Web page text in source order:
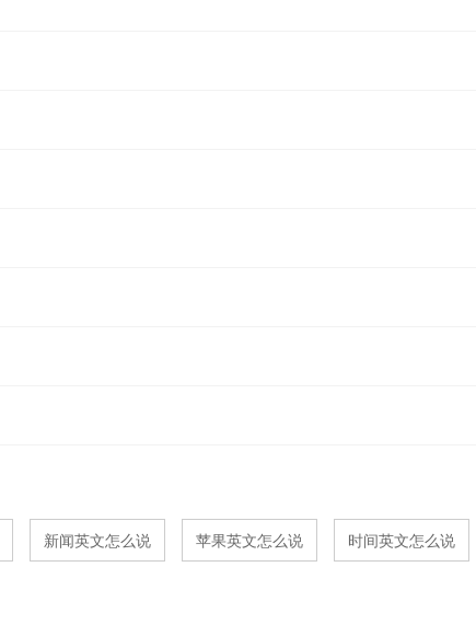
新闻英文怎么说 苹果英文怎么说 时间英文怎么说